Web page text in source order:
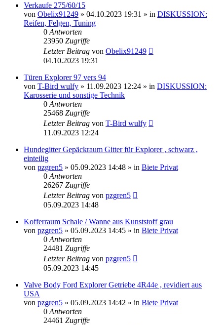
Verkaufe 275/60/15
von Obelix91249 » 04.10.2023 19:31 » in DISKUSSION:
Reifen, Felgen, Tuning
0 Antworten
23950 Zugriffe
Letzter Beitrag von Obelix91249
04.10.2023 19:31
Türen Explorer 97 vers 94
von T-Bird wulfy » 11.09.2023 12:24 » in DISKUSSION:
Karosserie und sonstige Technik
0 Antworten
25468 Zugriffe
Letzter Beitrag von T-Bird wulfy
11.09.2023 12:24
Hundegitter Gepäckraum Gitter für Explorer , schwarz ,
einteilig
von pzgren5 » 05.09.2023 14:48 » in Biete Privat
0 Antworten
26267 Zugriffe
Letzter Beitrag von pzgren5
05.09.2023 14:48
Kofferraum Schale / Wanne aus Kunststoff grau
von pzgren5 » 05.09.2023 14:45 » in Biete Privat
0 Antworten
24481 Zugriffe
Letzter Beitrag von pzgren5
05.09.2023 14:45
Valve Body Ford Explorer Getriebe 4R44e , revidiert aus
USA
von pzgren5 » 05.09.2023 14:42 » in Biete Privat
0 Antworten
24461 Zugriffe